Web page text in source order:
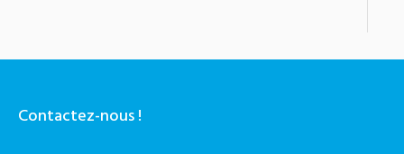
Contactez-nous !